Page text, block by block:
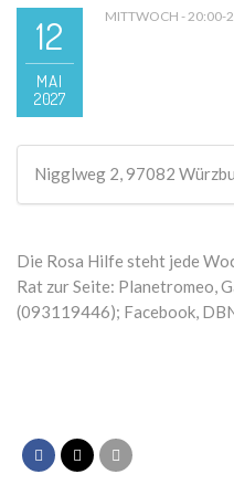
12
MAI
2027
MITTWOCH - 20:00-
Nigglweg 2, 97082
Die Rosa Hilfe steht jede
Rat zur Seite: Planetromeo,
(093119446); Facebook,